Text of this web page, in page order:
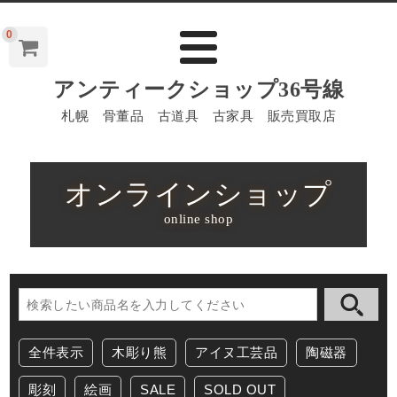
アンティークショップ36号線
札幌 骨董品 古道具 古家具 販売買取店
0
オンラインショップ
online shop
全件表示 木彫り熊 アイヌ工芸品 陶磁器
彫刻 絵画 SALE SOLD OUT